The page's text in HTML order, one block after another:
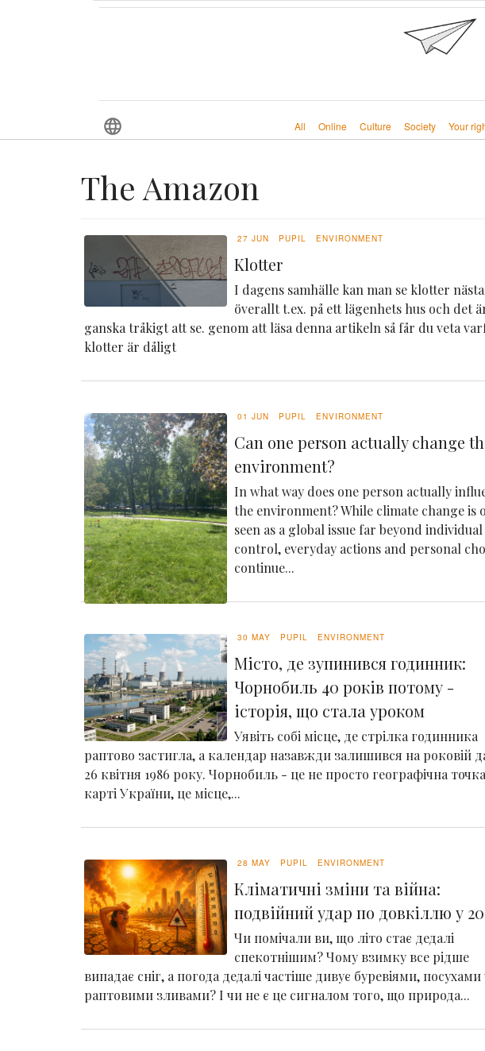
All Online Culture Society Your
The Amazon
27 JUN PUPIL ENVIRONMENT
Klotter
I dagens samhälle kan man se klotter
överallt t.ex. på ett lägenhets hus och det
ganska tråkigt att se. genom att läsa denna artikeln så får du veta
klotter är dåligt
01 JUN PUPIL ENVIRONMENT
Can one person actually change
environment?
In what way does one person actually
the environment? While climate change is
seen as a global issue far beyond individual
control, everyday actions and personal
continue...
30 MAY PUPIL ENVIRONMENT
Місто, де зупинився годинник:
Чорнобиль 40 років потому -
історія, що стала уроком
Уявіть собі місце, де стрілка годинника
раптово застигла, а календар назавжди залишився на роковій
26 квітня 1986 року. Чорнобиль - це не просто географічна
карті України, це місце,...
28 MAY PUPIL ENVIRONMENT
Кліматичні зміни та війна:
подвійний удар по довкіллю у
Чи помічали ви, що літо стає дедалі
спекотнішим? Чому взимку все рідше
випадає сніг, а погода дедалі частіше дивує буревіями,
раптовими зливами? І чи не є це сигналом того, що природа...